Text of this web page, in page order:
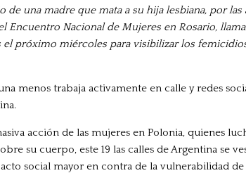
de una madre que mata a su hija lesbiana, por
Encuentro Nacional de Mujeres en Rosario,
el próximo miércoles para visibilizar los
menos trabaja activamente en calle y redes
acción de las mujeres en Polonia, quienes
su cuerpo, este 19 las calles de Argentina se
social mayor en contra de la vulnerabilidad de